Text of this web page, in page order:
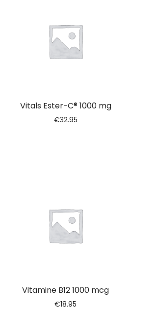
Vitals Ester-C® 1000 mg
€32.95
Vitamine B12 1000 mcg
€18.95